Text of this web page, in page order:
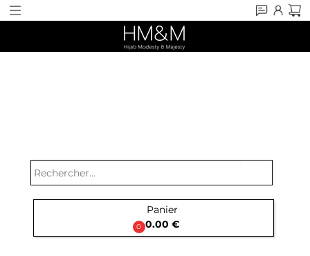
0
Panier
0.00 €